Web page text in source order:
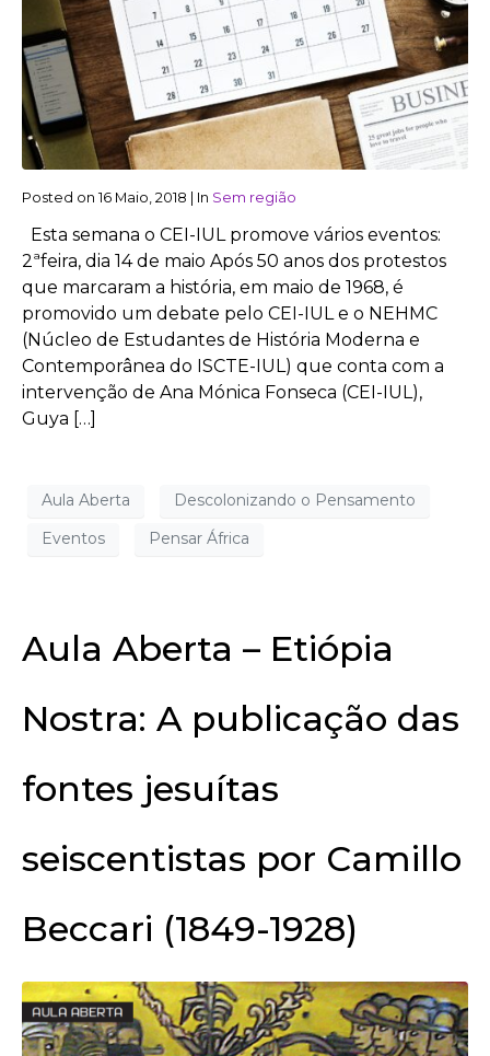
Posted on 16 Maio, 2018 In Sem região
Esta semana o CEI-IUL promove vários eventos:
2ªfeira, dia 14 de maio Após 50 anos dos protestos
que marcaram a história, em maio de 1968, é
promovido um debate pelo CEI-IUL e o NEHMC
(Núcleo de Estudantes de História Moderna e
Contemporânea do ISCTE-IUL) que conta com a
intervenção de Ana Mónica Fonseca (CEI-IUL),
Guya […]
Aula Aberta
Descolonizando o Pensamento
Eventos
Pensar África
Aula Aberta – Etiópia
Nostra: A publicação das
fontes jesuítas
seiscentistas por Camillo
Beccari (1849-1928)